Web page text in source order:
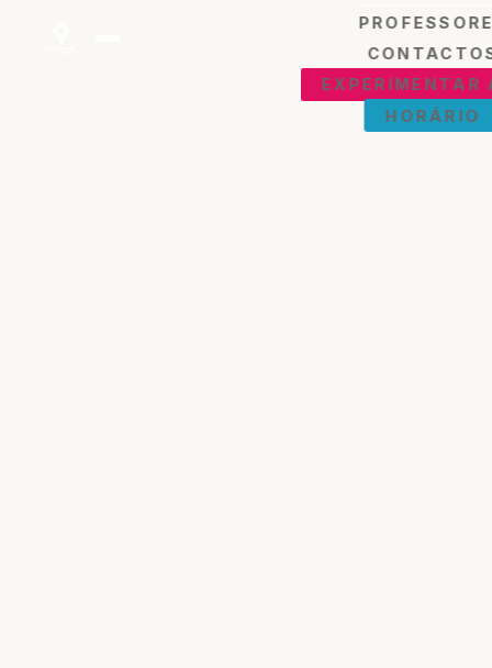
EXPERIMENTAR
HORÁRIO